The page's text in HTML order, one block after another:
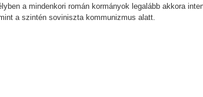
a mindenkori román kormányok legalább akkora
a szintén soviniszta kommunizmus alatt.